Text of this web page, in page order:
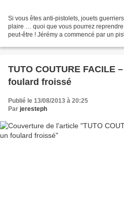
Si vous êtes anti-pistolets, jouets
plaire … quoi que vous pourrez reprendre
peut-être ! Jérémy a commencé par un
TUTO COUTURE FACILE
foulard froissé
Publié le 13/08/2013 à 20:25
Par jeresteph